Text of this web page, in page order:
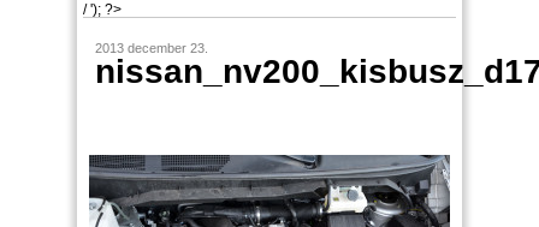
/ '); ?>
2013 december 23.